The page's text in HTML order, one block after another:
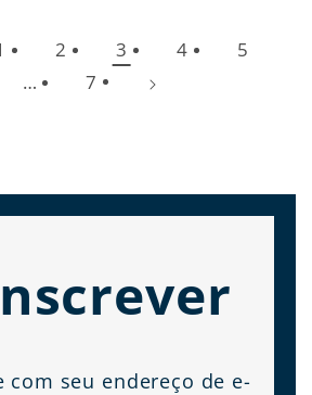
2 3 4
5
…
7
com seu endereço de e-